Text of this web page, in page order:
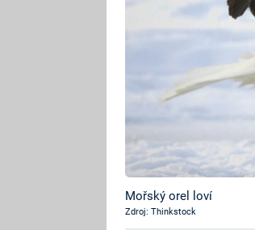
Mořský orel loví
Zdroj: Thinkstock